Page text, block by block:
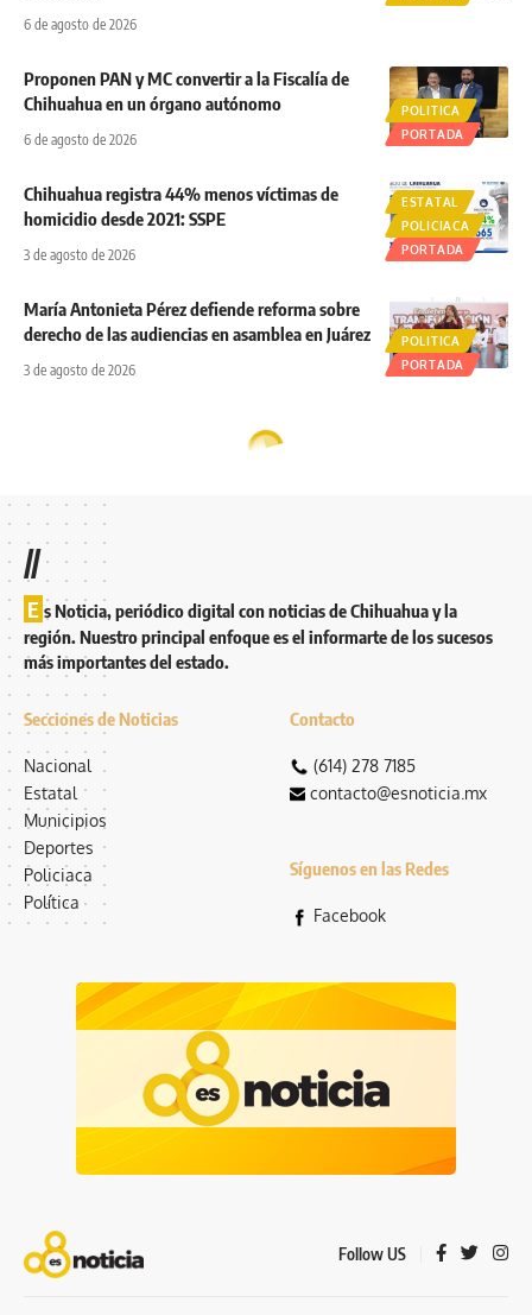
6 de agosto de 2026
POLITICA
PORTADA
Proponen PAN y MC convertir a la Fiscalía de
Chihuahua en un órgano autónomo
6 de agosto de 2026
ESTATAL
POLICIACA
PORTADA
Chihuahua registra 44% menos víctimas de
homicidio desde 2021: SSPE
3 de agosto de 2026
POLITICA
PORTADA
María Antonieta Pérez defiende reforma sobre
derecho de las audiencias en asamblea en Juárez
3 de agosto de 2026
//
E s Noticia, periódico digital con noticias de Chihuahua y la
región. Nuestro principal enfoque es el informarte de los sucesos
más importantes del estado.
Secciones de Noticias
Nacional
Estatal
Municipios
Deportes
Policiaca
Política
Contacto
(614) 278 7185
contacto@esnoticia.mx
Síguenos en las Redes
Facebook
Follow US